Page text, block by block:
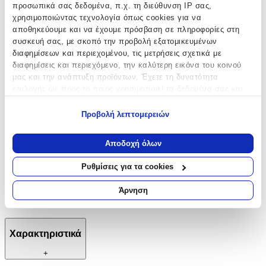
προσωπικά σας δεδομένα, π.χ. τη διεύθυνση IP σας,
χρησιμοποιώντας τεχνολογία όπως cookies για να
αποθηκεύουμε και να έχουμε πρόσβαση σε πληροφορίες στη
συσκευή σας, με σκοπό την προβολή εξατομικευμένων
διαφημίσεων και περιεχομένου, τις μετρήσεις σχετικά με
διαφημίσεις και περιεχόμενο, την καλύτερη εικόνα του κοινού
μας και την ανάπτυξη προϊόντων. Έχετε τη δυνατότητα
Να συλλέξουμε πληροφορίες σχετικά με τη γεωγραφική
σας τοποθεσία, οι οποίες μπορεί να είναι ακριβείς σε
απόσταση μερικών μέτρων
Να αναγνωρίσουμε τη συσκευή σας σαρώνοντας ενεργά
για συγκεκριμένα χαρακτηριστικά (δακτυλικό αποτύπωμα)
Μάθετε περισσότερα σχετικά με τον τρόπο επεξεργασίας των
προσωπικών σας δεδομένων και καθορίστε τις προτιμήσεις σας
ανακαλέσετε τη συγκατάθεσή σας ανά πάσα στιγμή από τη
Προβολή λεπτομερειών
Αποδοχή όλων
Ρυθμίσεις για τα cookies
Άρνηση
Αφρώδες:
Όχι
Βινυλίου:
Ναι
3D:
Όχι
Χαρακτηριστικά
+